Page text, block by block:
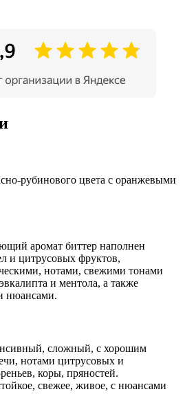
рубинового цвета с оранжевыми
аромат биттер наполнен
и цитрусовых фруктов,
нотами, свежими тонами
и ментола, а также
нюансами.
сложный, с хорошим
нотами цитрусовых и
коры, пряностей.
свежее, живое, с нюансами